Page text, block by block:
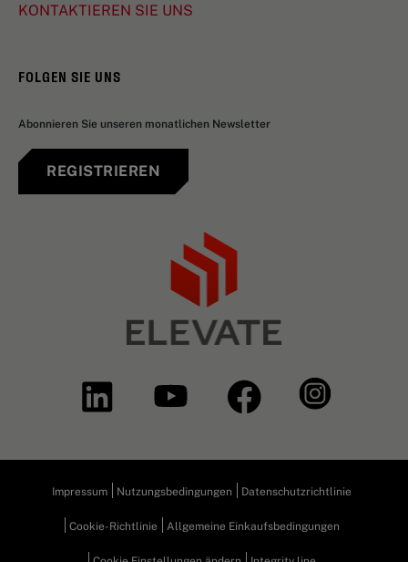
KONTAKTIEREN SIE UNS
FOLGEN SIE UNS
Abonnieren Sie unseren monatlichen Newsletter
REGISTRIEREN
Impressum Nutzungsbedingungen Datenschutzrichtlinie
Cookie-Richtlinie Allgemeine Einkaufsbedingungen